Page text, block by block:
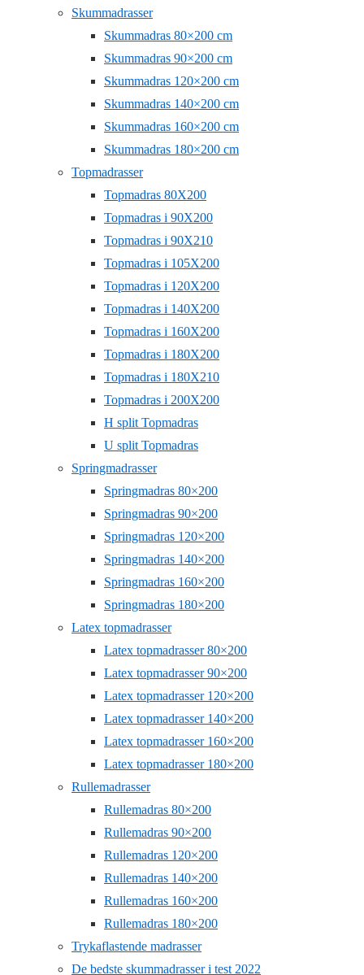
Skummadrasser
Skummadras 80×200 cm
Skummadras 90×200 cm
Skummadras 120×200 cm
Skummadras 140×200 cm
Skummadras 160×200 cm
Skummadras 180×200 cm
Topmadrasser
Topmadras 80X200
Topmadras i 90X200
Topmadras i 90X210
Topmadras i 105X200
Topmadras i 120X200
Topmadras i 140X200
Topmadras i 160X200
Topmadras i 180X200
Topmadras i 180X210
Topmadras i 200X200
H split Topmadras
U split Topmadras
Springmadrasser
Springmadras 80×200
Springmadras 90×200
Springmadras 120×200
Springmadras 140×200
Springmadras 160×200
Springmadras 180×200
Latex topmadrasser
Latex topmadrasser 80×200
Latex topmadrasser 90×200
Latex topmadrasser 120×200
Latex topmadrasser 140×200
Latex topmadrasser 160×200
Latex topmadrasser 180×200
Rullemadrasser
Rullemadras 80×200
Rullemadras 90×200
Rullemadras 120×200
Rullemadras 140×200
Rullemadras 160×200
Rullemadras 180×200
Trykaflastende madrasser
De bedste skummadrasser i test 2022